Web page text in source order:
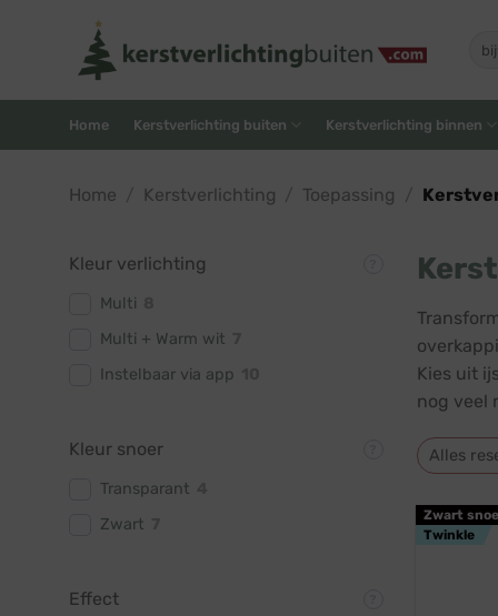
naar:
Home Kerstverlichting buiten Kerstverlichting binnen
Home Kerstverlichting Toepassing
Kleur verlichting
Multi
Multi + Warm wit
Instelbaar via app
Kleur snoer
Transparant
Zwart
Effect
Kies uit
nog veel
Alles
Zwart
Twinkle